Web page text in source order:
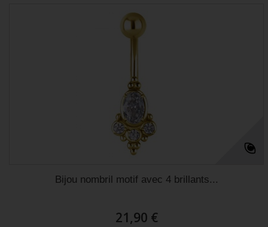
Bijou nombril motif avec 4 brillants...
21,90 €